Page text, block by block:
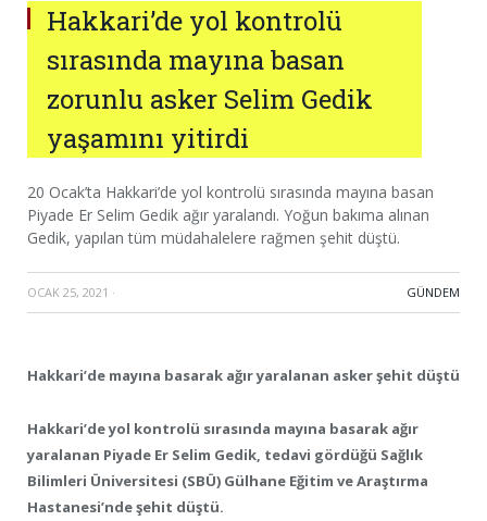
Hakkari’de yol kontrolü
sırasında mayına basan
zorunlu asker Selim Gedik
yaşamını yitirdi
20 Ocak’ta Hakkari’de yol kontrolü sırasında mayına basan
Piyade Er Selim Gedik ağır yaralandı. Yoğun bakıma alınan
Gedik, yapılan tüm müdahalelere rağmen şehit düştü.
OCAK 25, 2021 · GÜNDEM
Hakkari’de mayına basarak ağır yaralanan asker şehit düştü
Hakkari’de yol kontrolü sırasında mayına basarak ağır
yaralanan Piyade Er Selim Gedik, tedavi gördüğü Sağlık
Bilimleri Üniversitesi (SBÜ) Gülhane Eğitim ve Araştırma
Hastanesi’nde şehit düştü.